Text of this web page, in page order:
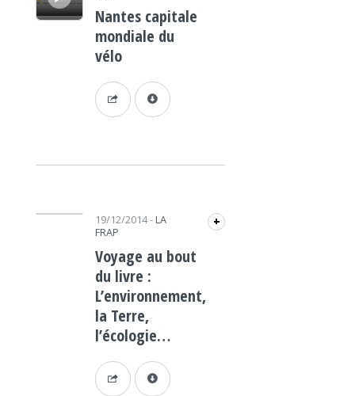
Nantes capitale
mondiale du
vélo
Lecteur audio 19/12/2014- LA
FRAP
+
Voyage au bout
du livre :
L’environnement,
la Terre,
l’écologie…